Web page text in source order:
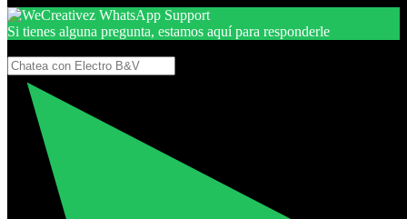
Si tienes alguna pregunta, estamos aquí para responderle